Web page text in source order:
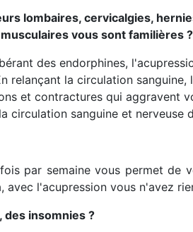
lombaires, cervicalgies,
vous sont familières ?
des endorphines,
relançant la circulation sanguine,
et contractures qui aggravent
circulation sanguine et
par semaine vous permet
avec l'acupression vous n'avez
des insomnies ?